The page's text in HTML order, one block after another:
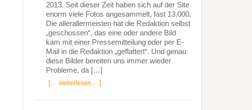
2013. Seit dieser Zeit haben sich auf der Site
enorm viele Fotos angesammelt, fast 13.000.
Die allerallermeisten hat die Redaktion selbst
„geschossen“, das eine oder andere Bild
kam mit einer Pressemitteilung oder per E-
Mail in die Redaktion „geflattert“. Und genau
diese Bilder bereiten uns immer wieder
Probleme, da […]
[… weiterlesen …]